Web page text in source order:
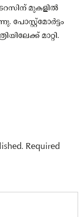
മുകളില്‍
പോസ്റ്റ്മോർട്ടം
മാറ്റി.
Required